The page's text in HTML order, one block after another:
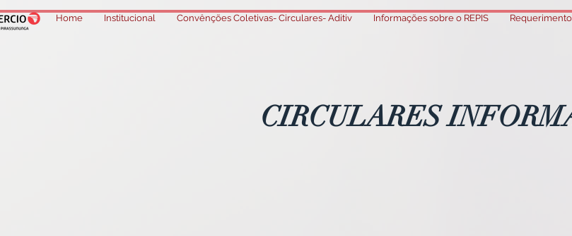
Home Institucional Convênções Coletivas- Circulares- Aditiv Informações sobre o REPIS
CIRCULARES